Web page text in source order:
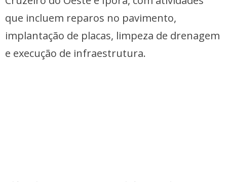
que incluem reparos no pavimento,
implantação de placas, limpeza de drenagem
e execução de infraestrutura.